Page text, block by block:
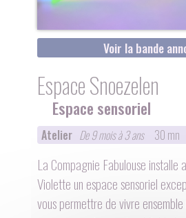
Voir la bande
Espace Snoezelen
Espace sensoriel
Atelier De 9 mois à 3 ans 30 mn
La Compagnie Fabulouse installe
Violette un espace sensoriel
vous permettre de vivre